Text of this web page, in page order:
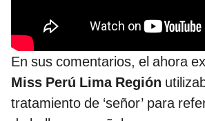
En sus comentarios, el ahora
Miss Perú Lima Región
tratamiento de ‘señor’ para